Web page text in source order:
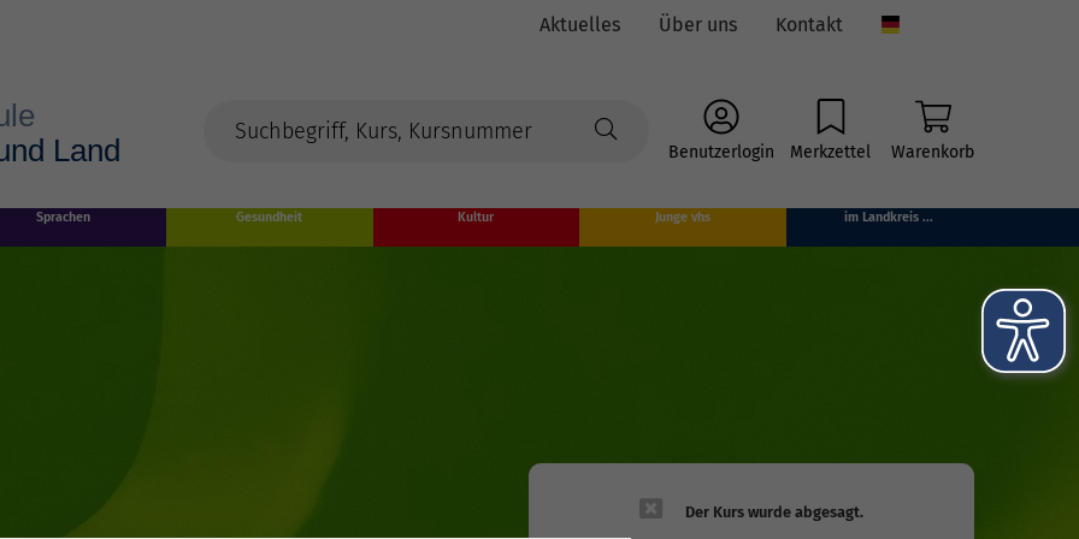
Aktuelles Über uns Kontakt
Benutzerlogin Merkzettel Warenkorb
Sprachen Gesundheit Kultur Junge vhs im Landkreis ...